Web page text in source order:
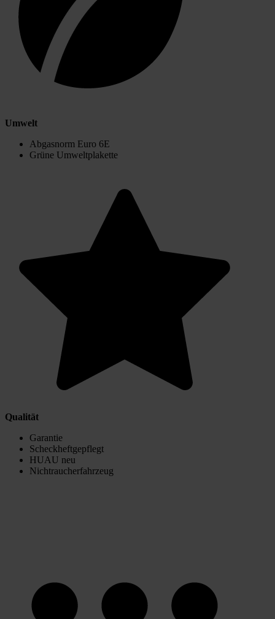
Umwelt
Abgasnorm Euro 6E
Grüne Umweltplakette
Qualität
Garantie
Scheckheftgepflegt
HUAU neu
Nichtraucherfahrzeug